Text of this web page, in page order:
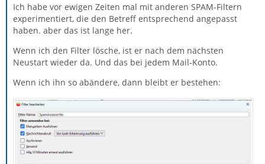
Ich habe vor ewigen Zeiten mal mit anderen SPAM-Filtern
experimentiert, die den Betreff entsprechend angepasst
haben. aber das ist lange her.
Wenn ich den Filter lösche, ist er nach dem nächsten
Neustart wieder da. Und das bei jedem Mail-Konto.
Wenn ich ihn so abändere, dann bleibt er bestehen: